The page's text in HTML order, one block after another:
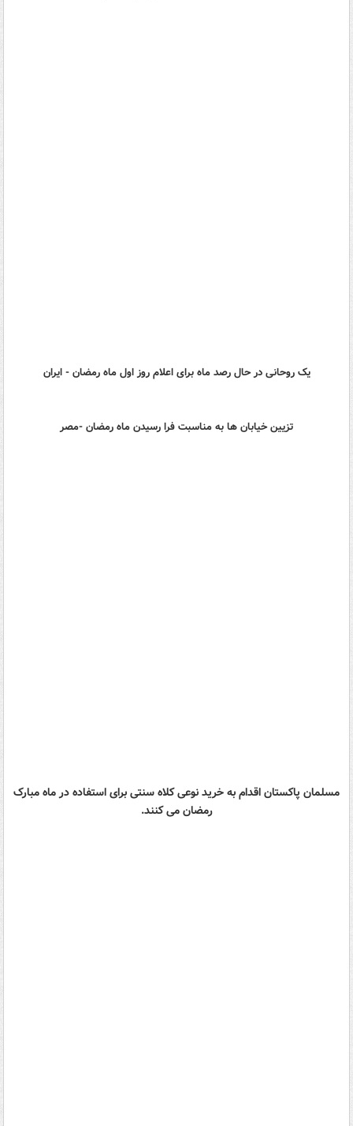
یک روحانی در حال رصد ماه برای اعلام روز اول ماه رمضان - ایران
تزیین خیابان ها به مناسبت فرا رسیدن ماه رمضان -مصر
مسلمان پاکستان اقدام به خرید نوعی کلاه سنتی برای استفاده در ماه مبارک
رمضان می کنند.